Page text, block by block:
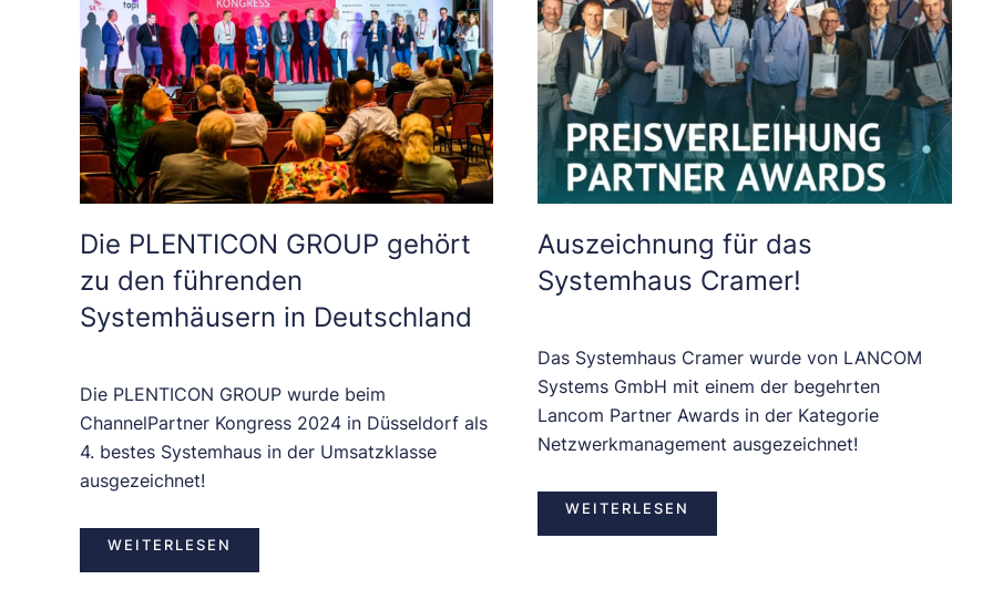
Die PLENTICON GROUP gehört
zu den führenden
Systemhäusern in Deutschland
Die PLENTICON GROUP wurde beim
ChannelPartner Kongress 2024 in Düsseldorf als
4. bestes Systemhaus in der Umsatzklasse
ausgezeichnet!
WEITERLESEN
Auszeichnung für das
Systemhaus Cramer!
Das Systemhaus Cramer wurde von LANCOM
Systems GmbH mit einem der begehrten
Lancom Partner Awards in der Kategorie
Netzwerkmanagement ausgezeichnet!
WEITERLESEN